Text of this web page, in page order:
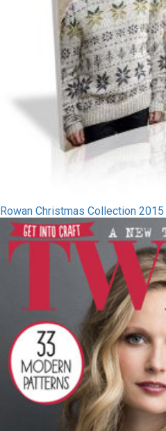
Rowan Christmas Collection 2015